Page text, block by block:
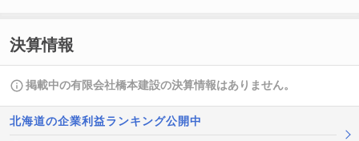
決算情報
掲載中の有限会社橋本建設の決算情報はありません。
北海道の企業利益ランキング公開中